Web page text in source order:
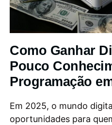
Como Ganhar
Pouco
Programação
Em 2025, o mundo
oportunidades para